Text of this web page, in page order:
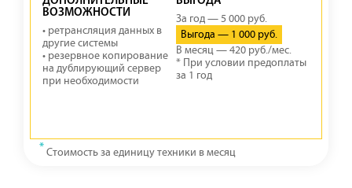
ВОЗМОЖНОСТИ
• ретрансляция данных в
другие системы
• резервное копирование
на дублирующий сервер
при необходимости
За год — 5 000 руб.
Выгода — 1 000 руб.
В месяц — 420 руб./мес.
* При условии предоплаты
за 1 год
* Стоимость за единицу техники в месяц